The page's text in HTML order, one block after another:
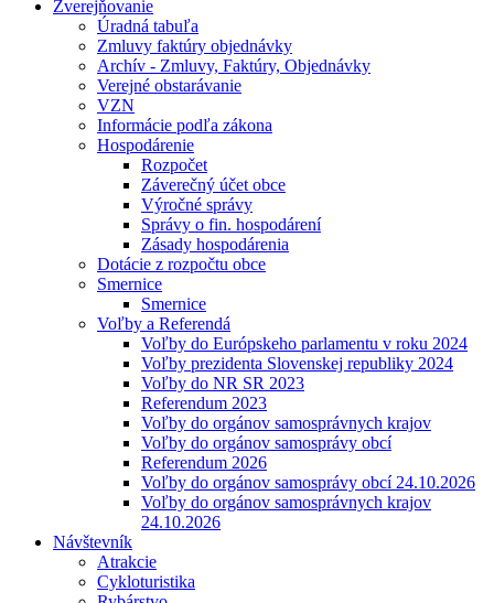
Zverejňovanie
Úradná tabuľa
Zmluvy faktúry objednávky
Archív - Zmluvy, Faktúry, Objednávky
Verejné obstarávanie
VZN
Informácie podľa zákona
Hospodárenie
Rozpočet
Záverečný účet obce
Výročné správy
Správy o fin. hospodárení
Zásady hospodárenia
Dotácie z rozpočtu obce
Smernice
Smernice
Voľby a Referendá
Voľby do Európskeho parlamentu v roku 2024
Voľby prezidenta Slovenskej republiky 2024
Voľby do NR SR 2023
Referendum 2023
Voľby do orgánov samosprávnych krajov
Voľby do orgánov samosprávy obcí
Referendum 2026
Voľby do orgánov samosprávy obcí 24.10.2026
Voľby do orgánov samosprávnych krajov
24.10.2026
Návštevník
Atrakcie
Cykloturistika